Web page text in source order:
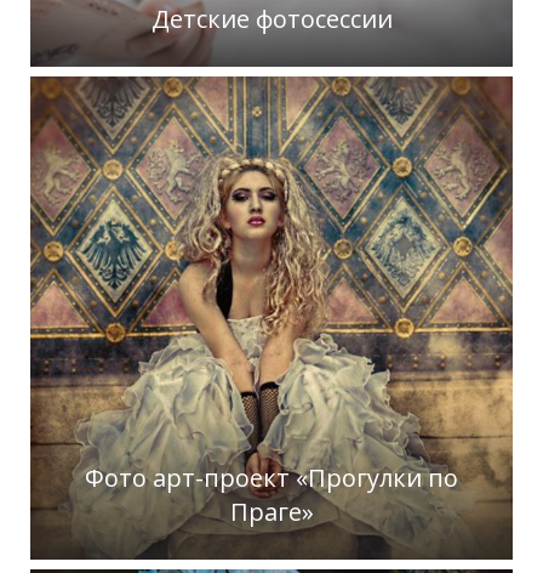
Детские фотосессии
Фото арт-проект «Прогулки по
Праге»